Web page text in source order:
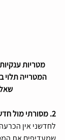
המטרייה
2. מסורתי מול חדשני-
לחדשני אין